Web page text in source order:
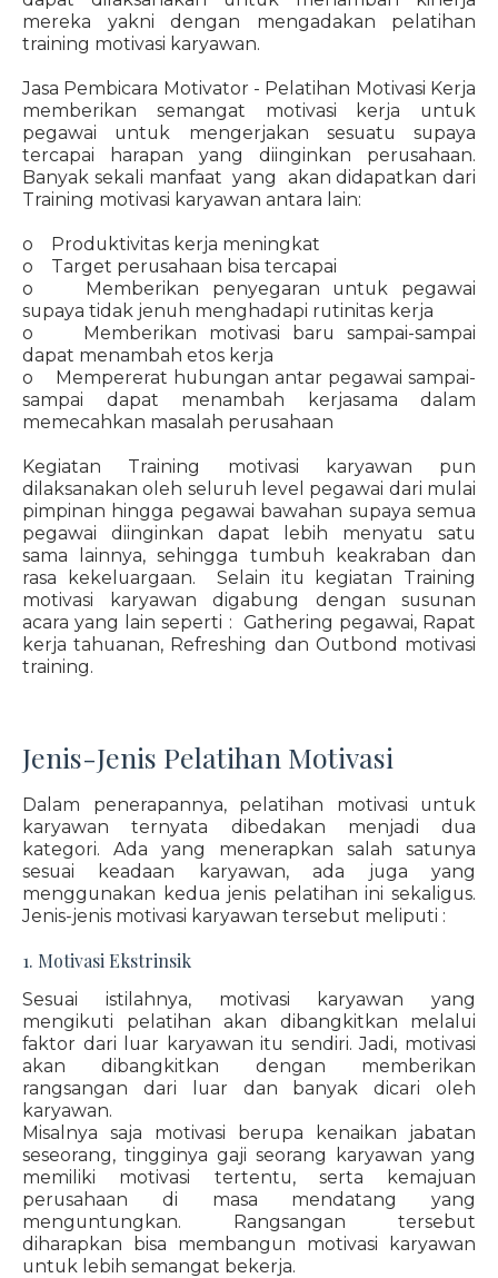
mereka yakni dengan mengadakan pelatihan
training motivasi karyawan.
Jasa Pembicara Motivator - Pelatihan Motivasi Kerja
memberikan semangat motivasi kerja untuk
pegawai untuk mengerjakan sesuatu supaya
tercapai harapan yang diinginkan perusahaan.
Banyak sekali manfaat yang akan didapatkan dari
Training motivasi karyawan antara lain:
o Produktivitas kerja meningkat
o Target perusahaan bisa tercapai
o Memberikan penyegaran untuk pegawai
supaya tidak jenuh menghadapi rutinitas kerja
o Memberikan motivasi baru sampai-sampai
dapat menambah etos kerja
o Mempererat hubungan antar pegawai sampai-
sampai dapat menambah kerjasama dalam
memecahkan masalah perusahaan
Kegiatan Training motivasi karyawan pun
dilaksanakan oleh seluruh level pegawai dari mulai
pimpinan hingga pegawai bawahan supaya semua
pegawai diinginkan dapat lebih menyatu satu
sama lainnya, sehingga tumbuh keakraban dan
rasa kekeluargaan. Selain itu kegiatan Training
motivasi karyawan digabung dengan susunan
acara yang lain seperti : Gathering pegawai, Rapat
kerja tahuanan, Refreshing dan Outbond motivasi
training.
Jenis-Jenis Pelatihan Motivasi
Dalam penerapannya, pelatihan motivasi untuk
karyawan ternyata dibedakan menjadi dua
kategori. Ada yang menerapkan salah satunya
sesuai keadaan karyawan, ada juga yang
menggunakan kedua jenis pelatihan ini sekaligus.
Jenis-jenis motivasi karyawan tersebut meliputi :
1. Motivasi Ekstrinsik
Sesuai istilahnya, motivasi karyawan yang
mengikuti pelatihan akan dibangkitkan melalui
faktor dari luar karyawan itu sendiri. Jadi, motivasi
akan dibangkitkan dengan memberikan
rangsangan dari luar dan banyak dicari oleh
karyawan.
Misalnya saja motivasi berupa kenaikan jabatan
seseorang, tingginya gaji seorang karyawan yang
memiliki motivasi tertentu, serta kemajuan
perusahaan di masa mendatang yang
menguntungkan. Rangsangan tersebut
diharapkan bisa membangun motivasi karyawan
untuk lebih semangat bekerja.